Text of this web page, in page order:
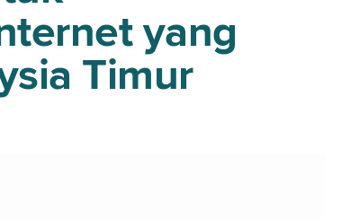
yang
Timur